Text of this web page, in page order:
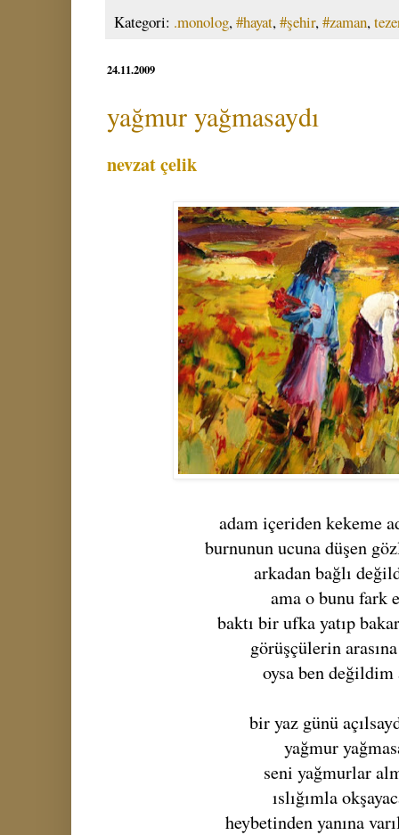
Kategori: .monolog,#hayat,#şehir,#zaman,
24.11.2009
yağmur yağmasaydı
nevzat çelik
adam içeriden kekeme
burnunun ucuna düşen
arkadan bağlı
ama o bunu fark
baktı bir ufka yatıp
görüşçülerin
oysa ben değildim
bir yaz günü
yağmur
seni yağmurlar
ıslığımla
heybetinden yanına